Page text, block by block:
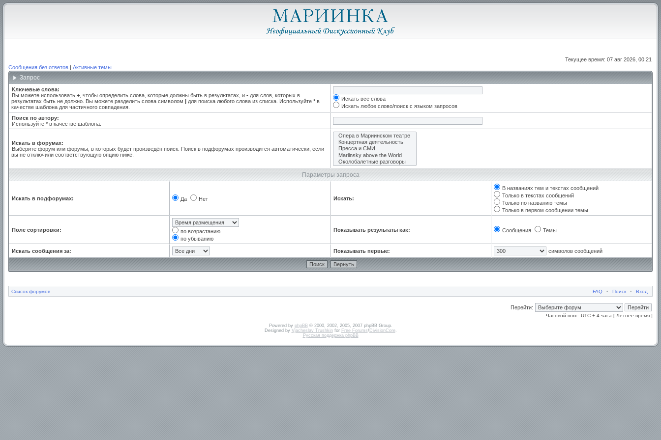
Текущее время: 07 авг 2026, 00:21
Сообщения без ответов | Активные темы
Запрос
Ключевые слова:
Вы можете использовать + , чтобы определить слова, которые должны быть в результатах, и - для слов, которых в
результатах быть не должно. Вы можете разделить слова символом | для поиска любого слова из списка. Используйте * в
качестве шаблона для частичного совпадения.
Искать все слова
Искать любое слово/поиск с языком запросов
Поиск по автору:
Используйте * в качестве шаблона.
Искать в форумах:
Выберите форум или форумы, в которых будет произведён поиск. Поиск в подфорумах производится автоматически, если
вы не отключили соответствующую опцию ниже.
Параметры запроса
Искать в подфорумах: Да Нет Искать:
В названиях тем и текстах сообщений
Только в текстах сообщений
Только по названию темы
Только в первом сообщении темы
Поле сортировки:
по возрастанию
по убыванию
Показывать результаты как: Сообщения Темы
Искать сообщения за: Показывать первые: символов сообщений
Список форумов FAQ • Поиск • Вход
Перейти:
Часовой пояс: UTC + 4 часа [ Летнее время ]
Powered by phpBB© 2000, 2002, 2005, 2007 phpBB Group.
Designed by Vjacheslav Trushkinfor Free Forums/DivisionCore.
Русская поддержка phpBB